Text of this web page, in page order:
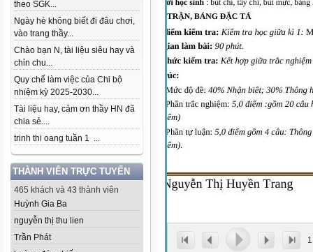
theo SGK...
Ngày hè không biết đi đâu chơi,
vào trang thầy...
Chào bạn N, tài liệu siêu hay và
chỉn chu...
Quy chế làm việc của Chi bộ
nhiệm kỳ 2025-2030...
Tài liệu hay, cảm ơn thầy HN đã
chia sẻ....
trinh thi oang tuần 1 ...
THÀNH VIÊN TRỰC TUYẾN
465 khách và 43 thành viên
Huỳnh Gia Ba
nguyễn thị thu lien
Trần Phát
1